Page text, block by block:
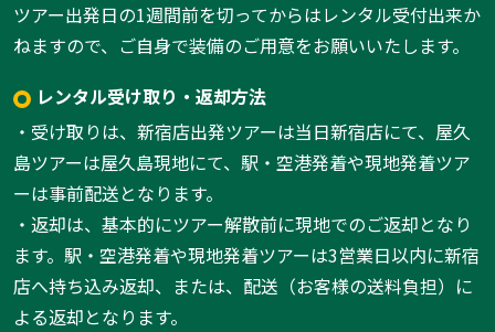
ツアー出発日の1週間前を切ってからはレンタル受付出来か
ねますので、ご自身で装備のご用意をお願いいたします。
レンタル受け取り・返却方法
・受け取りは、新宿店出発ツアーは当日新宿店にて、屋久
島ツアーは屋久島現地にて、駅・空港発着や現地発着ツア
ーは事前配送となります。
・返却は、基本的にツアー解散前に現地でのご返却となり
ます。駅・空港発着や現地発着ツアーは3営業日以内に新宿
店へ持ち込み返却、または、配送（お客様の送料負担）に
よる返却となります。